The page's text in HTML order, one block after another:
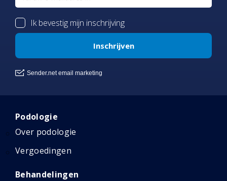
Podologie
Over podologie
Vergoedingen
Behandelingen